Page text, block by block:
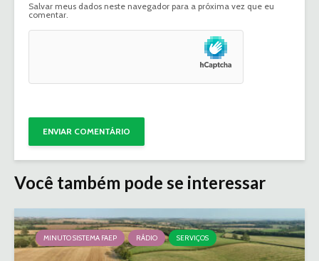
Salvar meus dados neste navegador para a próxima vez que eu
comentar.
Você também pode se interessar
MINUTO SISTEMA FAEP RÁDIO SERVIÇOS